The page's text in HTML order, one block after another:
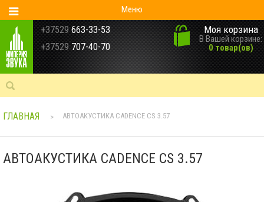
Меню
+37529 663-33-53
+37529 707-40-70
Моя корзина
В Вашей корзине:
0 товар(ов)
ГЛАВНАЯ > АВТОАКУСТИКА CADENCE CS 3.57
АВТОАКУСТИКА CADENCE CS 3.57